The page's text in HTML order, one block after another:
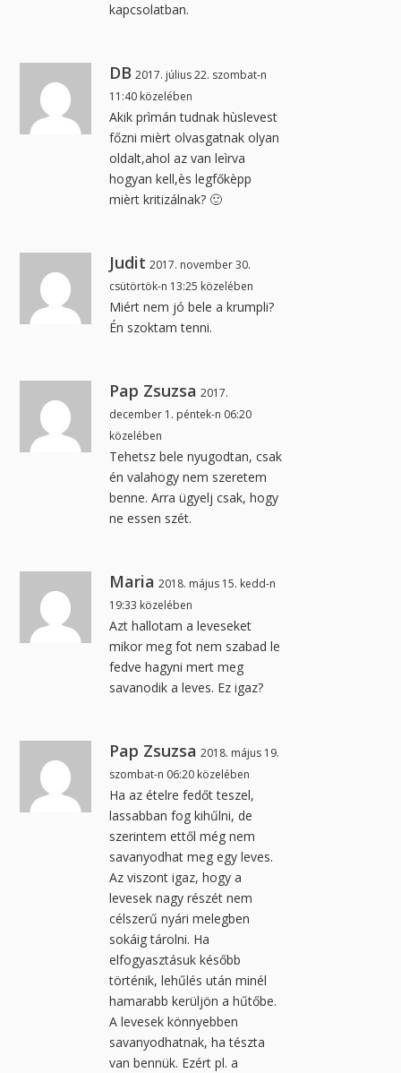
kapcsolatban.
DB 2017. július 22. szombat-n
11:40 közelében
Akik prìmán tudnak hùslevest
főzni mièrt olvasgatnak olyan
oldalt,ahol az van leìrva
hogyan kell,ès legfőkèpp
mièrt kritizálnak? 🙂
Judit 2017. november 30.
csütörtök-n 13:25 közelében
Miért nem jó bele a krumpli?
Én szoktam tenni.
Pap Zsuzsa 2017.
december 1. péntek-n 06:20
közelében
Tehetsz bele nyugodtan, csak
én valahogy nem szeretem
benne. Arra ügyelj csak, hogy
ne essen szét.
Maria 2018. május 15. kedd-n
19:33 közelében
Azt hallotam a leveseket
mikor meg fot nem szabad le
fedve hagyni mert meg
savanodik a leves. Ez igaz?
Pap Zsuzsa 2018. május 19.
szombat-n 06:20 közelében
Ha az ételre fedőt teszel,
lassabban fog kihűlni, de
szerintem ettől még nem
savanyodhat meg egy leves.
Az viszont igaz, hogy a
levesek nagy részét nem
célszerű nyári melegben
sokáig tárolni. Ha
elfogyasztásuk később
történik, lehűlés után minél
hamarabb kerüljön a hűtőbe.
A levesek könnyebben
savanyodhatnak, ha tészta
van bennük. Ezért pl. a